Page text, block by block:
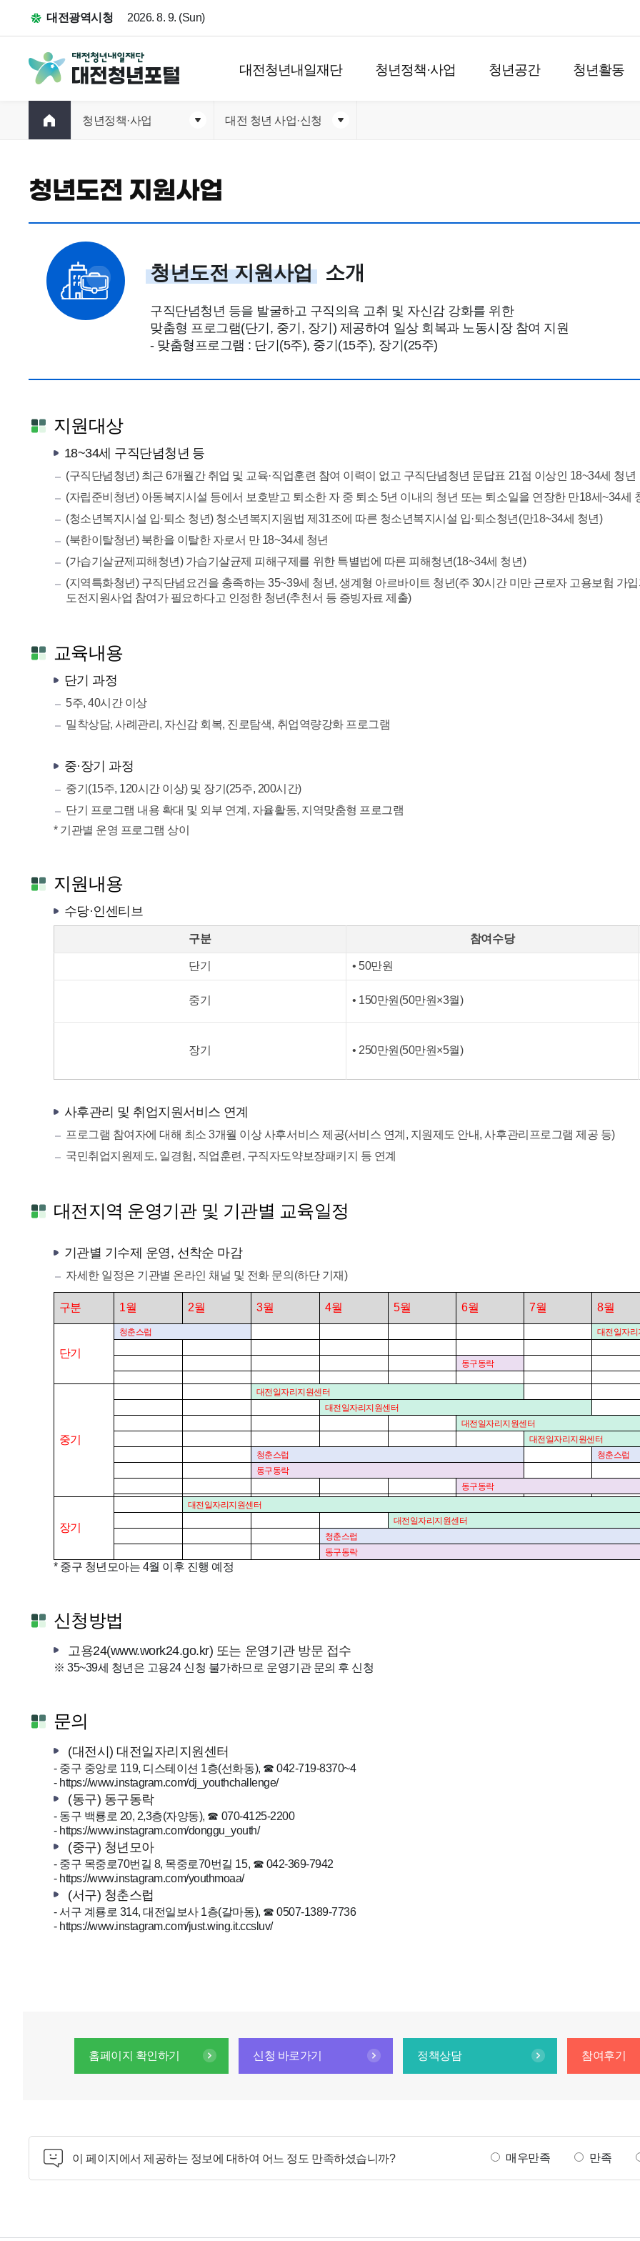
대전광역시청 2026. 8. 9. (Sun)
대전청년내일재단 청년정책·사업 청년공간 청년활동
청년정책·사업 대전 청년 사업·신청
청년도전 지원사업
청년도전 지원사업 소개
구직단념청년 등을 발굴하고 구직의욕 고취 및 자신감 강화를 위한
맞춤형 프로그램(단기, 중기, 장기) 제공하여 일상 회복과 노동시장 참여 지원
- 맞춤형프로그램 : 단기(5주), 중기(15주), 장기(25주)
지원대상
18~34세 구직단념청년 등
(구직단념청년) 최근 6개월간 취업 및 교육·직업훈련 참여 이력이 없고 구직단념청년 문답표 21점 이상인 18~34세 청년
(자립준비청년) 아동복지시설 등에서 보호받고 퇴소한 자 중 퇴소 5년 이내의 청년 또는 퇴소일을 연장한 만18세~34세
(청소년복지시설 입·퇴소 청년) 청소년복지지원법 제31조에 따른 청소년복지시설 입·퇴소청년(만18~34세 청년)
(북한이탈청년) 북한을 이탈한 자로서 만 18~34세 청년
(가습기살균제피해청년) 가습기살균제 피해구제를 위한 특별법에 따른 피해청년(18~34세 청년)
(지역특화청년) 구직단념요건을 충족하는 35~39세 청년, 생계형 아르바이트 청년(주 30시간 미만 근로자 고용보험 가
도전지원사업 참여가 필요하다고 인정한 청년(추천서 등 증빙자료 제출)
교육내용
단기 과정
5주, 40시간 이상
밀착상담, 사례관리, 자신감 회복, 진로탐색, 취업역량강화 프로그램
중·장기 과정
중기(15주, 120시간 이상) 및 장기(25주, 200시간)
단기 프로그램 내용 확대 및 외부 연계, 자율활동, 지역맞춤형 프로그램
* 기관별 운영 프로그램 상이
지원내용
수당·인센티브
구분 참여수당
단기 • 50만원
중기 • 150만원(50만원×3월)
장기 • 250만원(50만원×5월)
사후관리 및 취업지원서비스 연계
프로그램 참여자에 대해 최소 3개월 이상 사후서비스 제공(서비스 연계, 지원제도 안내, 사후관리프로그램 제공 등)
국민취업지원제도, 일경험, 직업훈련, 구직자도약보장패키지 등 연계
대전지역 운영기관 및 기관별 교육일정
기관별 기수제 운영, 선착순 마감
자세한 일정은 기관별 온라인 채널 및 전화 문의(하단 기재)
구분 1월 2월 3월 4월 5월 6월 7월 8월
단기
청춘스럽 대전일자
동구동락
중기
대전일자리지원센터
대전일자리지원센터
대전일자리지원센터
대전일자리지원센터
청춘스럽
청춘스럽
동구동락
동구동락
장기
대전일자리지원센터
대전일자리지원센터
청춘스럽
동구동락
* 중구 청년모아는 4월 이후 진행 예정
신청방법
고용24(www.work24.go.kr) 또는 운영기관 방문 접수
※ 35~39세 청년은 고용24 신청 불가하므로 운영기관 문의 후 신청
문의
(대전시) 대전일자리지원센터
- 중구 중앙로 119, 디스테이션 1층(선화동), ☎ 042-719-8370~4
- https://www.instagram.com/dj_youthchallenge/
(동구) 동구동락
- 동구 백룡로 20, 2,3층(자양동), ☎ 070-4125-2200
- https://www.instagram.com/donggu_youth/
(중구) 청년모아
- 중구 목중로70번길 8, 목중로70번길 15, ☎ 042-369-7942
- https://www.instagram.com/youthmoaa/
(서구) 청춘스럽
- 서구 계룡로 314, 대전일보사 1층(갈마동), ☎ 0507-1389-7736
- https://www.instagram.com/just.wing.it.ccsluv/
홈페이지 확인하기 신청 바로가기 정책상담 참여후기
이 페이지에서 제공하는 정보에 대하여 어느 정도 만족하셨습니까?
도
매우만족 만족